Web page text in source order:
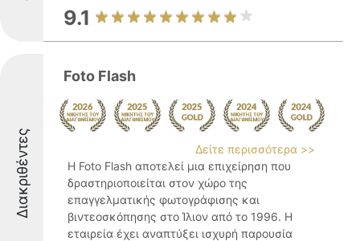
9.1
Διακριθέντες
Foto Flash
Δείτε περισσότερα >>
Η Foto Flash αποτελεί μια επιχείρηση που
δραστηριοποιείται στον χώρο της
επαγγελματικής φωτογράφισης και
βιντεοσκόπησης στο Ίλιον από το 1996. Η
εταιρεία έχει αναπτύξει ισχυρή παρουσία